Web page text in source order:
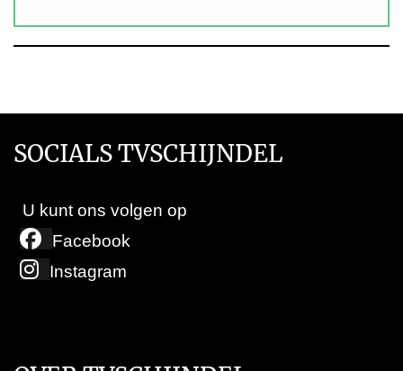
SOCIALS TVSCHIJNDEL
U kunt ons volgen op
Facebook
Instagram